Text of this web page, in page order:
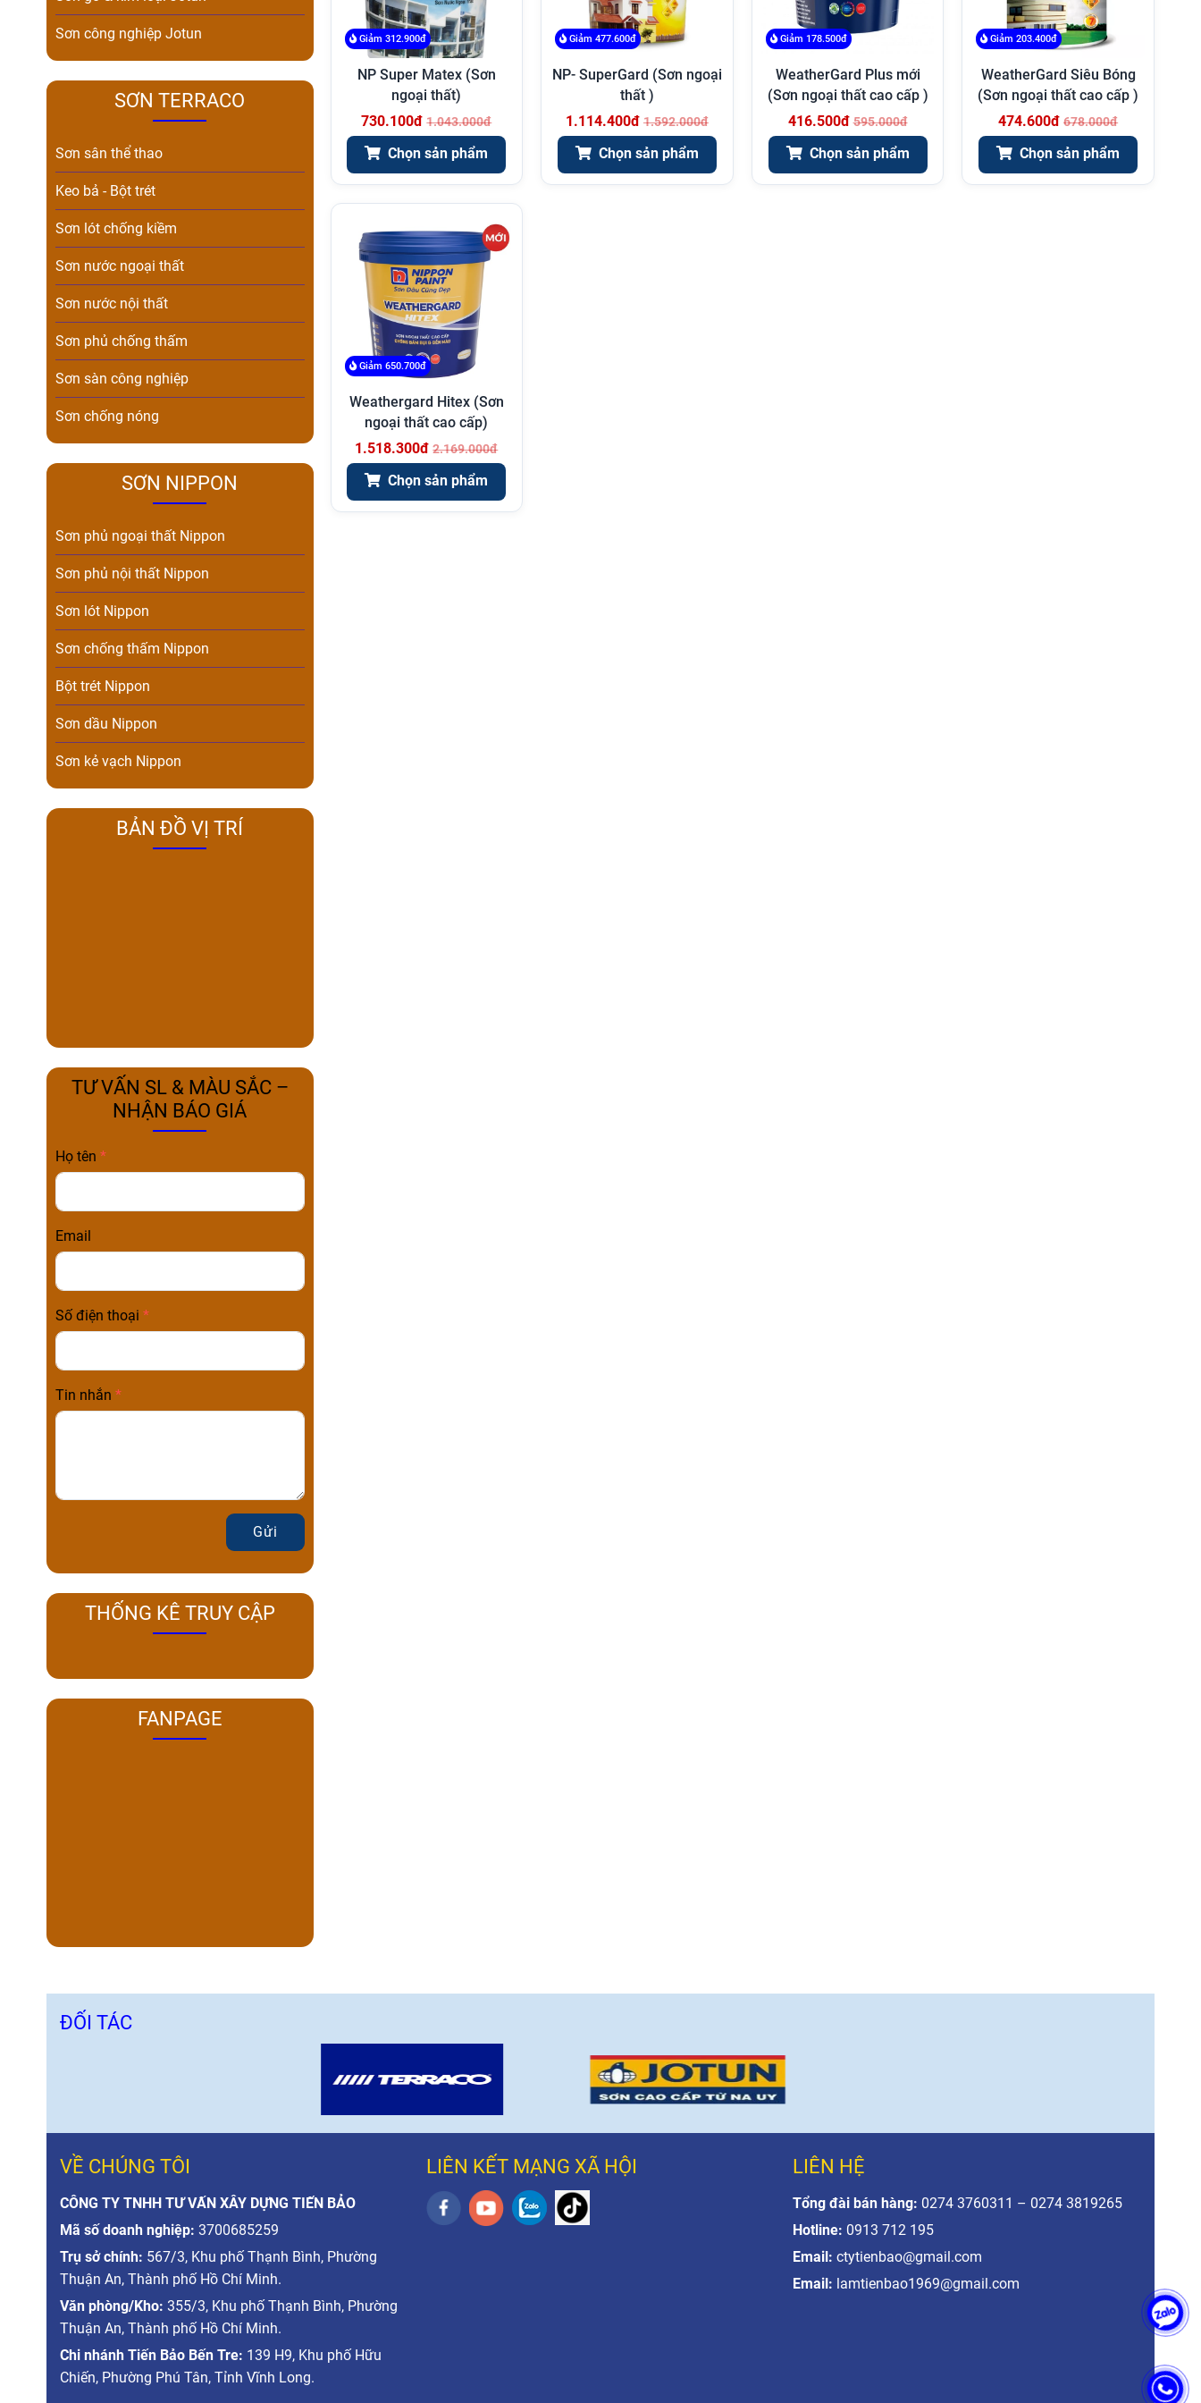
Giảm 312.900đ
NP Super Matex (Sơn
ngoại thất)
730.100đ 1.043.000đ
Chọn sản phẩm
Giảm 477.600đ
NP- SuperGard (Sơn ngoại
thất )
1.114.400đ 1.592.000đ
Chọn sản phẩm
Giảm 178.500đ
WeatherGard Plus mới
(Sơn ngoại thất cao cấp )
416.500đ 595.000đ
Chọn sản phẩm
Giảm 203.400đ
WeatherGard Siêu Bóng
(Sơn ngoại thất cao cấp )
474.600đ 678.000đ
Chọn sản phẩm
Giảm 650.700đ
Weathergard Hitex (Sơn
ngoại thất cao cấp)
1.518.300đ 2.169.000đ
Chọn sản phẩm
Sơn công nghiệp Jotun
SƠN TERRACO
Sơn sân thể thao
Keo bả - Bột trét
Sơn lót chống kiềm
Sơn nước ngoại thất
Sơn nước nội thất
Sơn phủ chống thấm
Sơn sàn công nghiệp
Sơn chống nóng
SƠN NIPPON
Sơn phủ ngoại thất Nippon
Sơn phủ nội thất Nippon
Sơn lót Nippon
Sơn chống thấm Nippon
Bột trét Nippon
Sơn dầu Nippon
Sơn kẻ vạch Nippon
BẢN ĐỒ VỊ TRÍ
TƯ VẤN SL & MÀU SẮC –
NHẬN BÁO GIÁ
Họ tên
Email
Số điện thoại
Tin nhắn
Gửi
THỐNG KÊ TRUY CẬP
FANPAGE
ĐỐI TÁC
VỀ CHÚNG TÔI
CÔNG TY TNHH TƯ VẤN XÂY DỰNG TIẾN BẢO
Mã số doanh nghiệp: 3700685259
Trụ sở chính: 567/3, Khu phố Thạnh Bình, Phường
Thuận An, Thành phố Hồ Chí Minh.
Văn phòng/Kho: 355/3, Khu phố Thạnh Bình, Phường
Thuận An, Thành phố Hồ Chí Minh.
Chi nhánh Tiến Bảo Bến Tre: 139 H9, Khu phố Hữu
Chiến, Phường Phú Tân, Tỉnh Vĩnh Long.
LIÊN KẾT MẠNG XÃ HỘI LIÊN HỆ
Tổng đài bán hàng: 0274 3760311 – 0274 3819265
Hotline: 0913 712 195
Email: ctytienbao@gmail.com
Email: lamtienbao1969@gmail.com